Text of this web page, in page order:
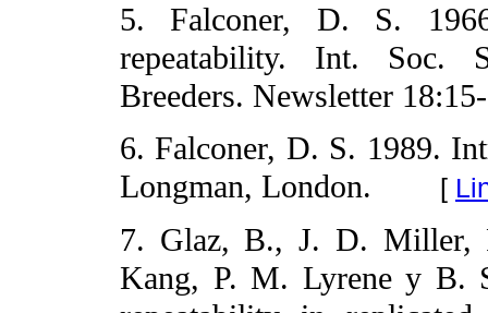
5. Falconer, D. S.
repeatability. Int. Soc.
Breeders. Newsletter
6. Falconer, D. S. 1989.
Longman, London. [
7. Glaz, B., J. D. Miller,
Kang, P. M. Lyrene y B.